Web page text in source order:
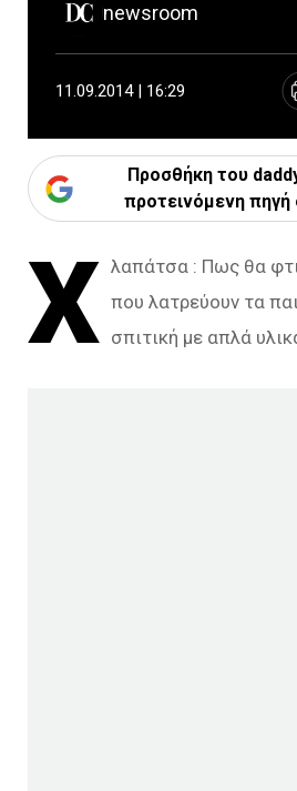
newsroom
11.09.2014 | 16:29
Προσθήκη του
προτεινόμενη πηγή
Χ λαπάτσα : Πως θα
που λατρεύουν τα
σπιτική με απλά